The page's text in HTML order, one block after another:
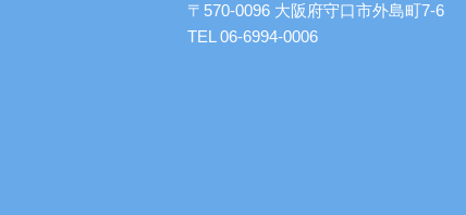
〒570-0096 大阪府守口市外島町7-6
TEL 06-6994-0006